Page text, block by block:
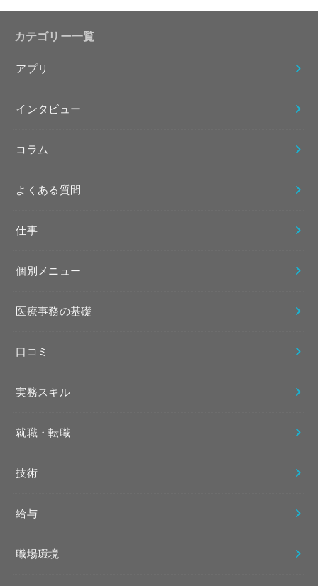
カテゴリー一覧
アプリ
インタビュー
コラム
よくある質問
仕事
個別メニュー
医療事務の基礎
口コミ
実務スキル
就職・転職
技術
給与
職場環境